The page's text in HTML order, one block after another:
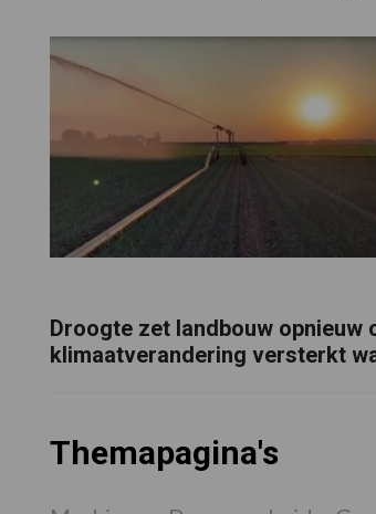
Droogte zet landbouw opnieuw
klimaatverandering versterkt
Themapagina's